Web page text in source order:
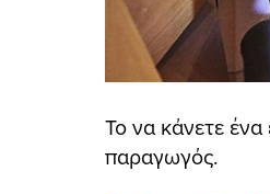
Το να κάνετε ένα
παραγωγός.